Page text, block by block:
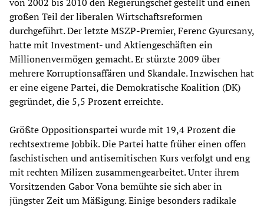
großen Teil der liberalen Wirtschaftsreformen
durchgeführt. Der letzte MSZP-Premier, Ferenc Gyurcsany,
hatte mit Investment- und Aktiengeschäften ein
Millionenvermögen gemacht. Er stürzte 2009 über
mehrere Korruptionsaffären und Skandale. Inzwischen hat
er eine eigene Partei, die Demokratische Koalition (DK)
gegründet, die 5,5 Prozent erreichte.
Größte Oppositionspartei wurde mit 19,4 Prozent die
rechtsextreme Jobbik. Die Partei hatte früher einen offen
faschistischen und antisemitischen Kurs verfolgt und eng
mit rechten Milizen zusammengearbeitet. Unter ihrem
Vorsitzenden Gabor Vona bemühte sie sich aber in
jüngster Zeit um Mäßigung. Einige besonders radikale